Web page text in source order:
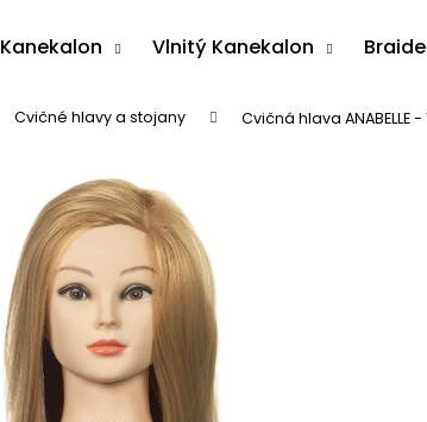
Kanekalon Vlnitý Kanekalon
Cvičné hlavy a stojany Cvičná hlava ANABELLE
Co